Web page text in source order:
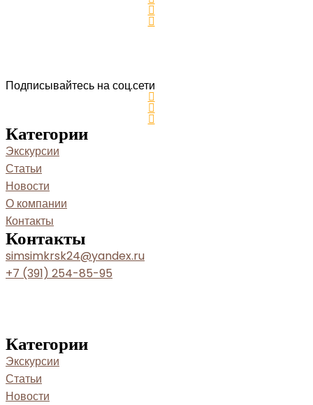
Подписывайтесь на соц.сети
Категории
Экскурсии
Статьи
Новости
О компании
Контакты
Контакты
simsimkrsk24@yandex.ru
+7 (391) 254-85-95
Категории
Экскурсии
Статьи
Новости